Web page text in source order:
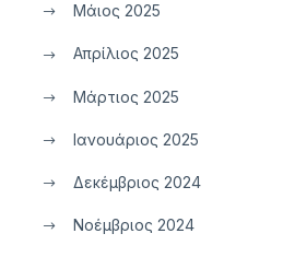
Μάιος 2025
Απρίλιος 2025
Μάρτιος 2025
Ιανουάριος 2025
Δεκέμβριος 2024
Νοέμβριος 2024